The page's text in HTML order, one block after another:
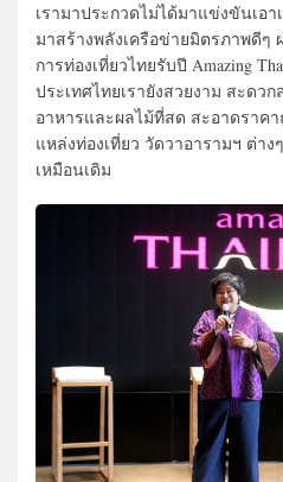
เรามาประกวดไม่ได้มาแข่งขันเอา
มาสร้างพลังเครือข่ายมิตรภาพดีๆ
การท่องเที่ยวไทยรับปี Amazing
ประเทศไทยเรายังสวยงาม สะดว
อาหารและผลไม้ที่สด สะอาดราค
แหล่งท่องเที่ยว วัดวาอารามฯ ต่า
เหมือนเดิม